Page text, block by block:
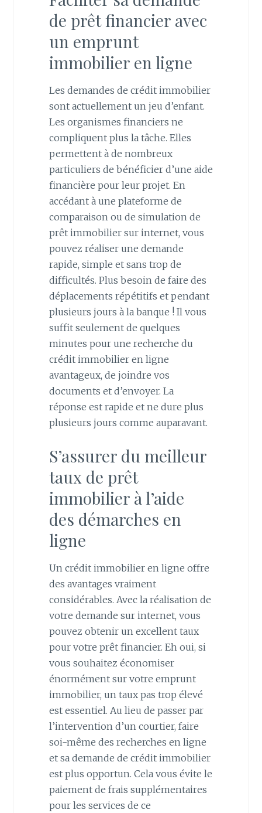
de prêt financier avec
un emprunt
immobilier en ligne
Les demandes de crédit immobilier
sont actuellement un jeu d’enfant.
Les organismes financiers ne
compliquent plus la tâche. Elles
permettent à de nombreux
particuliers de bénéficier d’une aide
financière pour leur projet. En
accédant à une plateforme de
comparaison ou de simulation de
prêt immobilier sur internet, vous
pouvez réaliser une demande
rapide, simple et sans trop de
difficultés. Plus besoin de faire des
déplacements répétitifs et pendant
plusieurs jours à la banque ! Il vous
suffit seulement de quelques
minutes pour une recherche du
crédit immobilier en ligne
avantageux, de joindre vos
documents et d’envoyer. La
réponse est rapide et ne dure plus
plusieurs jours comme auparavant.
S’assurer du meilleur
taux de prêt
immobilier à l’aide
des démarches en
ligne
Un crédit immobilier en ligne offre
des avantages vraiment
considérables. Avec la réalisation de
votre demande sur internet, vous
pouvez obtenir un excellent taux
pour votre prêt financier. Eh oui, si
vous souhaitez économiser
énormément sur votre emprunt
immobilier, un taux pas trop élevé
est essentiel. Au lieu de passer par
l’intervention d’un courtier, faire
soi-même des recherches en ligne
et sa demande de crédit immobilier
est plus opportun. Cela vous évite le
paiement de frais supplémentaires
pour les services de ce